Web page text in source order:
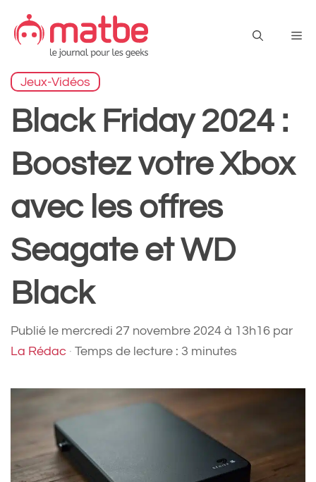
contenu
Jeux-Vidéos
Black Friday 2024 :
Boostez votre Xbox
avec les offres
Seagate et WD
Black
Publié le mercredi 27 novembre 2024 à 13h16 par
La Rédac · Temps de lecture : 3 minutes